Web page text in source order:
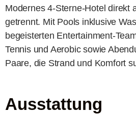
Modernes 4‑Sterne-Hotel
getrennt. Mit Pools inklusive
begeisterten Entertainment-
Tennis und Aerobic sowie
Paare, die Strand und Komfort
Ausstattung